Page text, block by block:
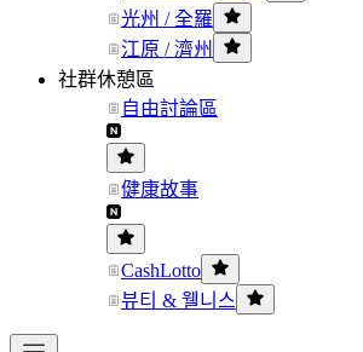
光州 / 全羅
江原 / 濟州
社群休憩區
自由討論區
健康故事
CashLotto
뷰티 & 웰니스